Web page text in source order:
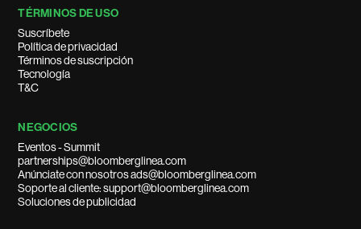
TÉRMINOS DE USO
Suscríbete
Política de privacidad
Términos de suscripción
Tecnología
T&C
NEGOCIOS
Eventos - Summit
partnerships@bloomberglinea.com
Anúnciate con nosotros ads@bloomberglinea.com
Soporte al cliente: support@bloomberglinea.com
Soluciones de publicidad